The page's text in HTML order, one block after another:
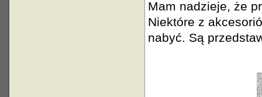
Mam nadzieje, że
Niektóre z
nabyć. Są